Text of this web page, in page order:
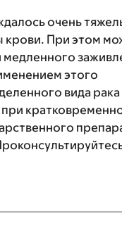
очень
крови. При этом
медленного
этого
вида рака